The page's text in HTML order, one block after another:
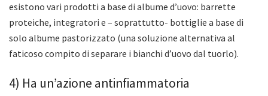
esistono vari prodotti a base di albume d’uovo: barrette
proteiche, integratori e – soprattutto- bottiglie a base di
solo albume pastorizzato (una soluzione alternativa al
faticoso compito di separare i bianchi d’uovo dal tuorlo).
4) Ha un’azione antinfiammatoria